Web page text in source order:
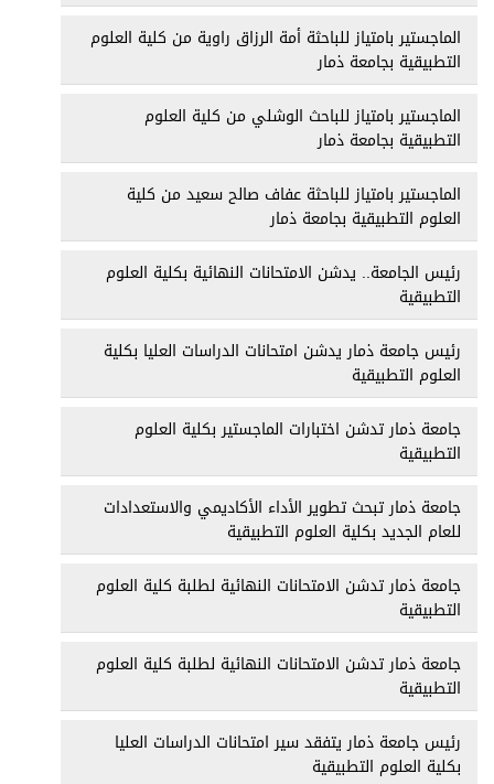
الماجستير بامتياز للباحثة أمة الرزاق راوية من كلية العلوم
التطبيقية بجامعة ذمار
الماجستير بامتياز للباحث الوشلي من كلية العلوم
التطبيقية بجامعة ذمار
الماجستير بامتياز للباحثة عفاف صالح سعيد من كلية
العلوم التطبيقية بجامعة ذمار
رئيس الجامعة.. يدشن الامتحانات النهائية بكلية العلوم
التطبيقية
رئيس جامعة ذمار يدشن امتحانات الدراسات العليا بكلية
العلوم التطبيقية
جامعة ذمار تدشن اختبارات الماجستير بكلية العلوم
التطبيقية
جامعة ذمار تبحث تطوير الأداء الأكاديمي والاستعدادات
للعام الجديد بكلية العلوم التطبيقية
جامعة ذمار تدشن الامتحانات النهائية لطلبة كلية العلوم
التطبيقية
جامعة ذمار تدشن الامتحانات النهائية لطلبة كلية العلوم
التطبيقية
رئيس جامعة ذمار يتفقد سير امتحانات الدراسات العليا
بكلية العلوم التطبيقية